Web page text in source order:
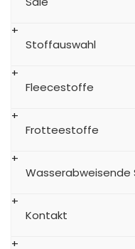
Stoffauswahl
Fleecestoffe
Frotteestoffe
Wasserabweisende
Kontakt